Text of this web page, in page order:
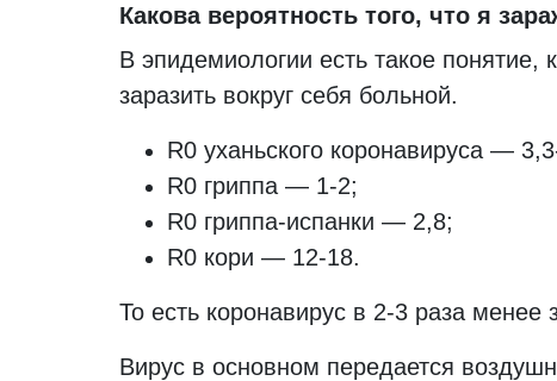
Какова вероятность того, что я
В эпидемиологии есть такое
заразить вокруг себя больной.
R0 уханьского коронавируса —
R0 гриппа — 1-2;
R0 гриппа-испанки — 2,8;
R0 кори — 12-18.
То есть коронавирус в 2-3 раза менее
Вирус в основном передается